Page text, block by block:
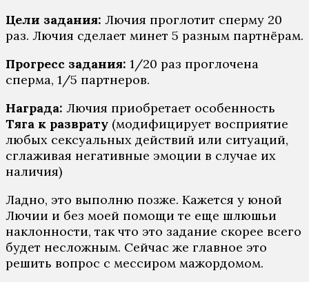
Цели задания: Лючия проглотит сперму 20
раз. Лючия сделает минет 5 разным партнёрам.
Прогресс задания: 1/20 раз проглочена
сперма, 1/5 партнеров.
Награда: Лючия приобретает особенность
Тяга к разврату (модифицирует восприятие
любых сексуальных действий или ситуаций,
сглаживая негативные эмоции в случае их
наличия)
Ладно, это выполню позже. Кажется у юной
Лючии и без моей помощи те еще шлюшьи
наклонности, так что это задание скорее всего
будет несложным. Сейчас же главное это
решить вопрос с мессиром мажордомом.